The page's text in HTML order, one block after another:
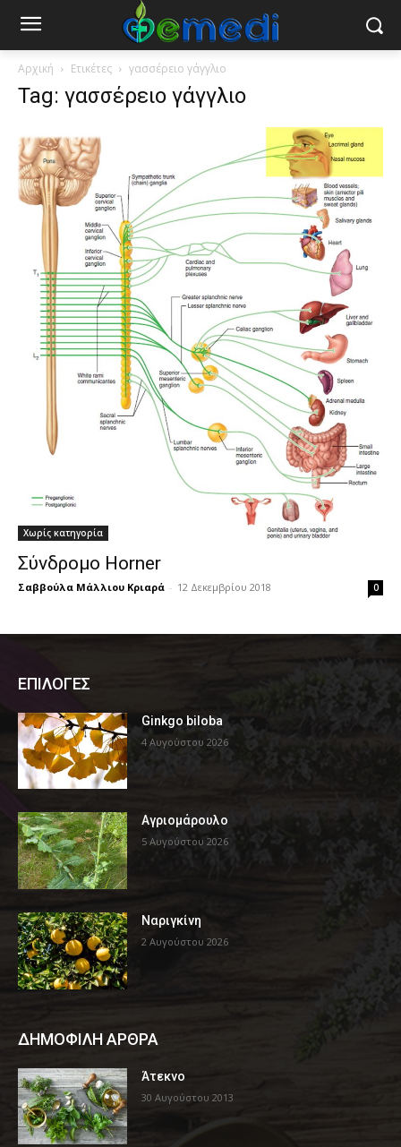
Αρχική Ετικέτες γασσέρειο γάγγλιο
Tag: γασσέρειο γάγγλιο
Χωρίς κατηγορία
Σύνδρομο Horner
Σαββούλα Μάλλιου Κριαρά - 12 Δεκεμβρίου 2018 0
ΕΠΙΛΟΓΕΣ
Ginkgo biloba
4 Αυγούστου 2026
Αγριομάρουλο
5 Αυγούστου 2026
Ναριγκίνη
2 Αυγούστου 2026
ΔΗΜΟΦΙΛΗ ΑΡΘΡΑ
Άτεκνο
30 Αυγούστου 2013